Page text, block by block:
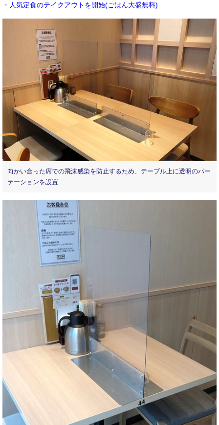
・ 人気定食のテイクアウトを開始(ごはん大盛無料)
向かい合った席での飛沫感染を防止するため、テーブル上に透明のパー
テーションを設置